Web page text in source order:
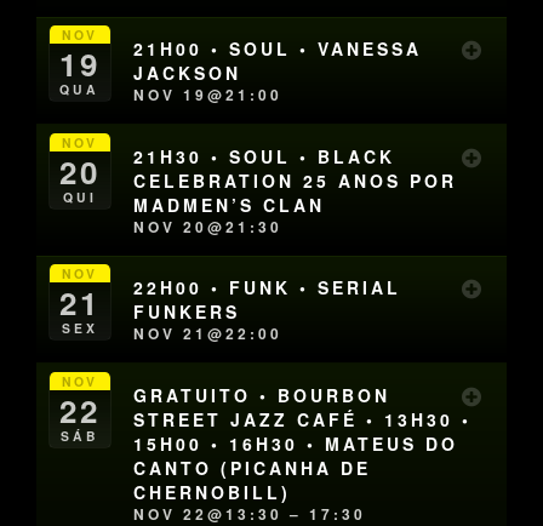
NOV
19
QUA
21H00 • SOUL • VANESSA
JACKSON
NOV 19@21:00
NOV
20
QUI
21H30 • SOUL • BLACK
CELEBRATION 25 ANOS POR
MADMEN’S CLAN
NOV 20@21:30
NOV
21
SEX
22H00 • FUNK • SERIAL
FUNKERS
NOV 21@22:00
NOV
22
SÁB
GRATUITO • BOURBON
STREET JAZZ CAFÉ • 13H30 •
15H00 • 16H30 • MATEUS DO
CANTO (PICANHA DE
CHERNOBILL)
NOV 22@13:30 – 17:30